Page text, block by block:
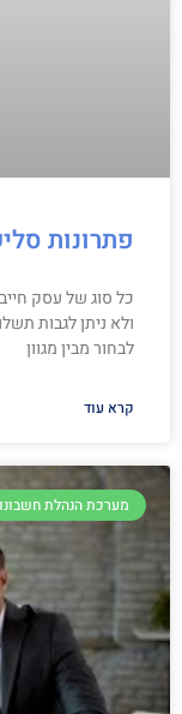
פתרונות
כל סוג של עסק
ולא ניתן לגבות
לבחור מבין מגוון
קרא עוד
מערכת הנהלת